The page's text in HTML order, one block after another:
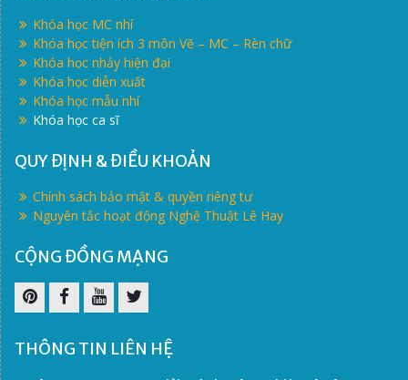
Khóa học MC nhí
Khóa học tiện ích 3 môn Vẽ – MC – Rèn chữ
Khóa học nhảy hiện đại
Khóa học diễn xuất
Khóa học mẫu nhí
Khóa học ca sĩ
QUY ĐỊNH & ĐIỀU KHOẢN
Chính sách bảo mật & quyền riêng tư
Nguyên tắc hoạt động Nghệ Thuật Lê Hay
CỘNG ĐỒNG MẠNG
THÔNG TIN LIÊN HỆ